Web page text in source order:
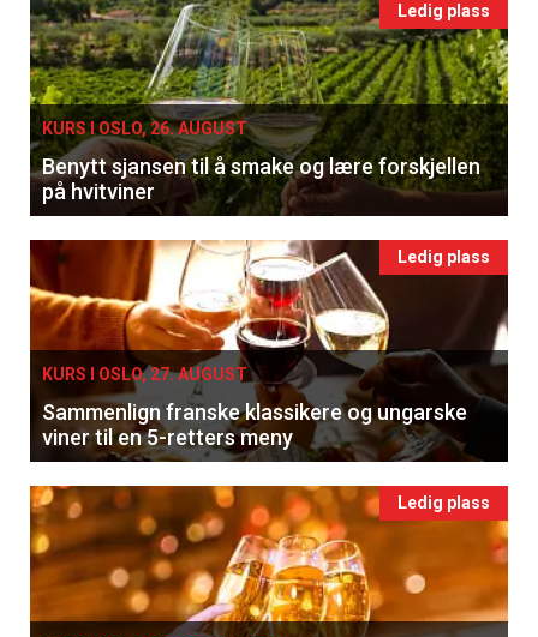
Ledig plass
KURS I OSLO, 26. AUGUST
Benytt sjansen til å smake og lære forskjellen
på hvitviner
Ledig plass
KURS I OSLO, 27. AUGUST
Sammenlign franske klassikere og ungarske
viner til en 5-retters meny
Ledig plass